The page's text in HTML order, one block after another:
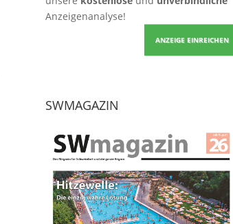
Anzeigenanalyse!
ANZEIGE EINREICHEN
SWMAGAZIN